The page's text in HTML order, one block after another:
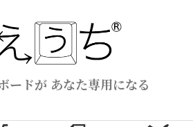
ードが あなた専用になる